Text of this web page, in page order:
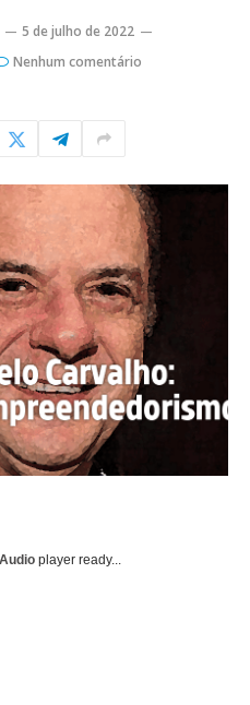
5 de julho de 2022
Nenhum comentário
player ready...